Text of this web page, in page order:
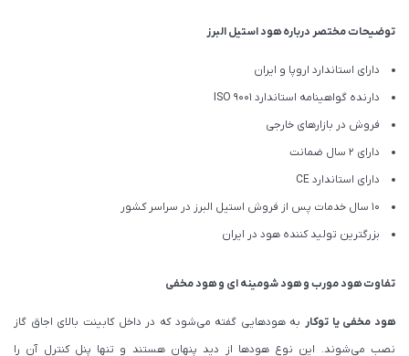
توضیحات مختصر درباره هود استیل البرز
دارای استاندارد اروپا و ایران
دارنده گواهینامه استاندارد ISO 9001
فروش در بازارهای خارجی
دارای 2 سال ضمانت
دارای استاندارد CE
10 سال خدمات پس از فروش استیل البرز در سراسر کشور
بزرگترین تولید کننده هود در ایران
تفاوت هود مورب و هود شومینه ای و هود مخفی
هود مخفی یا توکار به هودهایی گفته می‌شود که در داخل کابینت بالای اجاق گاز
نصب می‌شوند. این نوع هودها از دید پنهان هستند و تنها پنل کنترل آن را